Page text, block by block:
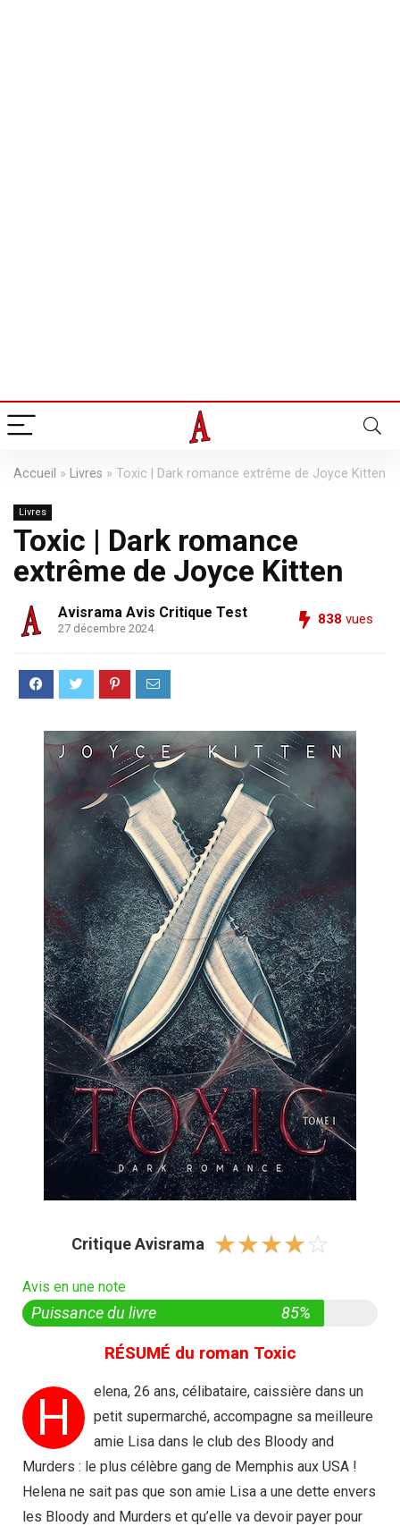
Accueil » Livres » Toxic | Dark romance extrême de Joyce Kitten
Livres
Toxic | Dark romance
extrême de Joyce Kitten
Avisrama Avis Critique Test
27 décembre 2024
838 vues
Critique Avisrama ☆☆☆☆☆
Avis en une note
Puissance du livre 85%
RÉSUMÉ du roman Toxic
H
elena, 26 ans, célibataire, caissière dans un
petit supermarché, accompagne sa meilleure
amie Lisa dans le club des Bloody and
Murders : le plus célèbre gang de Memphis aux USA !
Helena ne sait pas que son amie Lisa a une dette envers
les Bloody and Murders et qu’elle va devoir payer pour